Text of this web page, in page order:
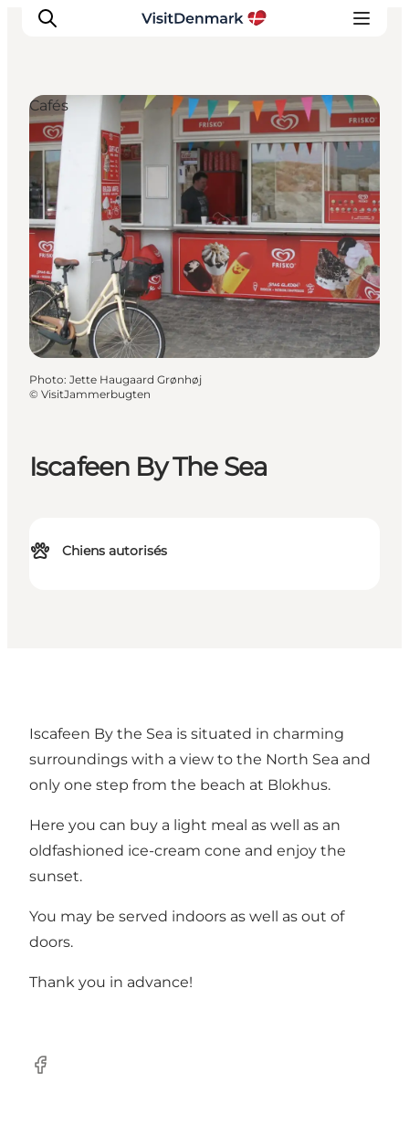
Inspirations
Destinations
Quoi faire
Hébergements
Planifiez votre voyage
Iscafeen By The Sea
Chiens autorisés
Cafés
Photo: Jette Haugaard Grønhøj
© VisitJammerbugten
Iscafeen By the Sea is situated in charming
surroundings with a view to the North Sea and
only one step from the beach at Blokhus.
Here you can buy a light meal as well as an
oldfashioned ice-cream cone and enjoy the
sunset.
You may be served indoors as well as out of
doors.
Thank you in advance!
Facebook